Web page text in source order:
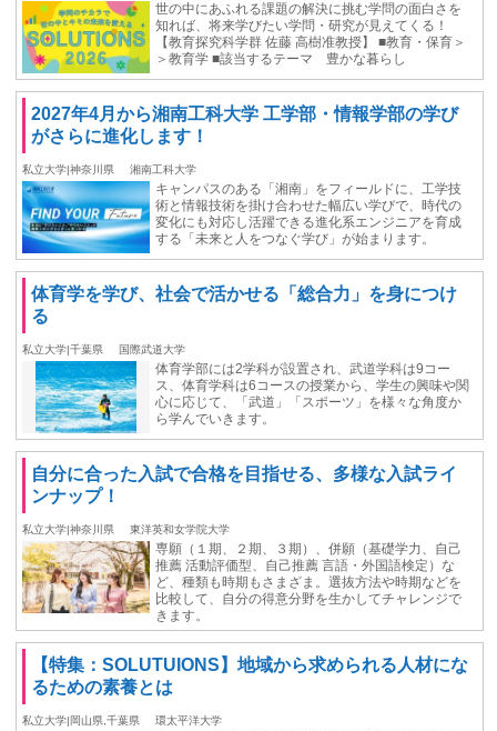
世の中にあふれる課題の解決に挑む学問の面白さを
知れば、将来学びたい学問・研究が見えてくる！
【教育探究科学群 佐藤 高樹准教授】 ■教育・保育＞
＞教育学 ■該当するテーマ 豊かな暮らし
2027年4月から湘南工科大学 工学部・情報学部の学び
がさらに進化します！
私立大学|神奈川県 湘南工科大学
キャンパスのある「湘南」をフィールドに、工学技
術と情報技術を掛け合わせた幅広い学びで、時代の
変化にも対応し活躍できる進化系エンジニアを育成
する「未来と人をつなぐ学び」が始まります。
体育学を学び、社会で活かせる「総合力」を身につけ
る
私立大学|千葉県 国際武道大学
体育学部には2学科が設置され、武道学科は9コー
ス、体育学科は6コースの授業から、学生の興味や関
心に応じて、「武道」「スポーツ」を様々な角度か
ら学んでいきます。
自分に合った入試で合格を目指せる、多様な入試ライ
ンナップ！
私立大学|神奈川県 東洋英和女学院大学
専願（１期、２期、３期）、併願（基礎学力、自己
推薦 活動評価型、自己推薦 言語・外国語検定）な
ど、種類も時期もさまざま。選抜方法や時期などを
比較して、自分の得意分野を生かしてチャレンジで
きます。
【特集：SOLUTUIONS】地域から求められる人材にな
るための素養とは
私立大学|岡山県,千葉県 環太平洋大学